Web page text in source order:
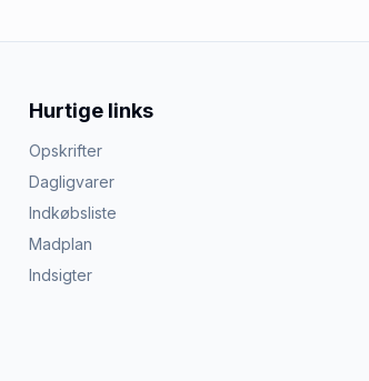
Hurtige links
Opskrifter
Dagligvarer
Indkøbsliste
Madplan
Indsigter